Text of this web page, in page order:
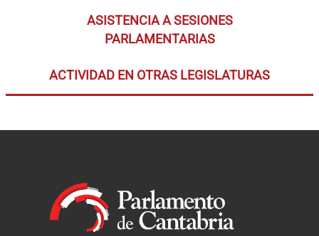
ASISTENCIA A SESIONES
PARLAMENTARIAS
ACTIVIDAD EN OTRAS LEGISLATURAS